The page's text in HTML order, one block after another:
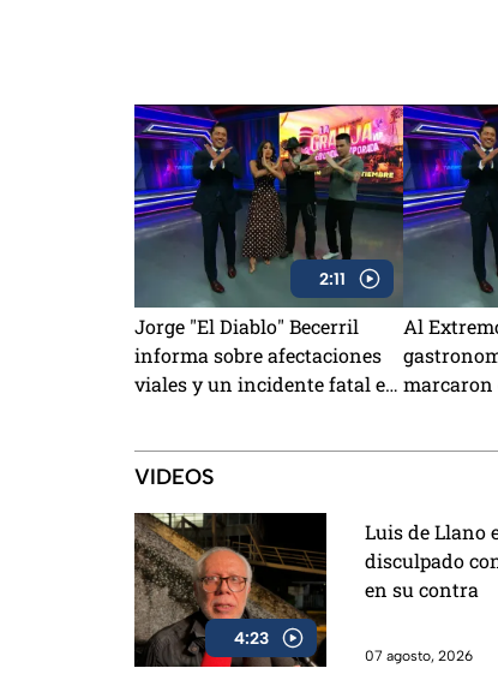
2:11
Jorge "El Diablo" Becerril
informa sobre afectaciones
viales y un incidente fatal en
Al
marcaron
VIDEOS
4:23
Luis de Llano
disculpado
en su contra
07 agosto, 2026